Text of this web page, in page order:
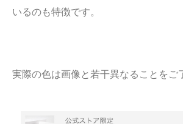
いるのも特徴です。
実際の色は画像と若干異なることをご